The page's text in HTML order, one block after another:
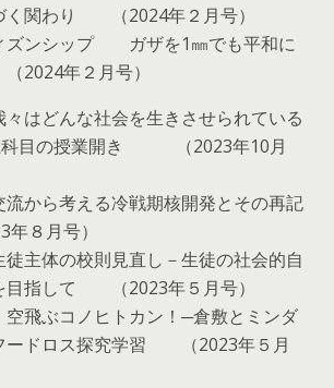
く関わり （2024年２月号）
ズンシップ ガザを1㎜でも平和に
年２月号）
どんな社会を生きさせられている
科目の授業開き （2023年10月
流から考える冷戦期核開発とその再記
月号）
体の校則見直し－生徒の社会的自
目指して （2023年５月号）
ぶコノヒトカン！─倉敷とミンダ
ードロス探究学習 （2023年５月